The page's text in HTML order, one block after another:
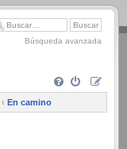
Búsqueda avanzada
‹ En camino